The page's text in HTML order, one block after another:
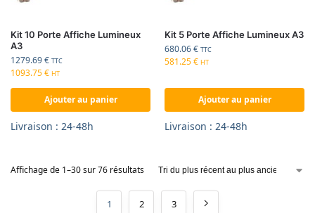
Kit 10 Porte Affiche Lumineux
A3
1279.69€ TTC
1093.75€ HT
Ajouter au panier
Livraison : 24-48h
Kit 5 Porte Affiche Lumineux A3
680.06€ TTC
581.25€ HT
Ajouter au panier
Livraison : 24-48h
Affichage de 1–30 sur 76 résultats
1 2 3